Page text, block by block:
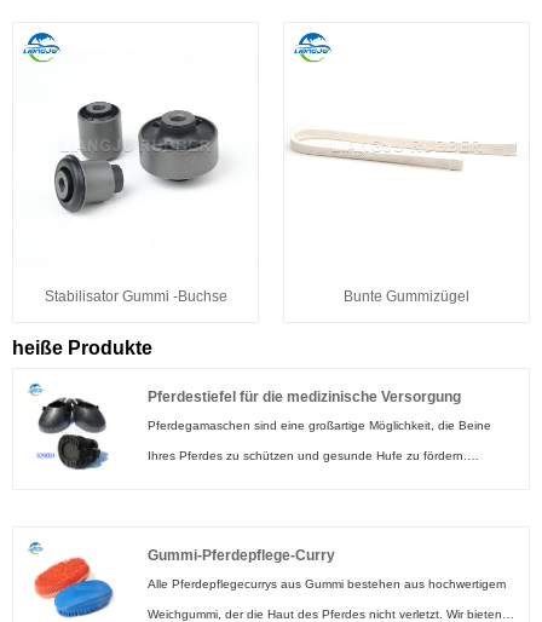
Stabilisator Gummi -Buchse Bunte Gummizügel
heiße Produkte
Pferdestiefel für die medizinische Versorgung
Pferdegamaschen sind eine großartige Möglichkeit, die Beine
Ihres Pferdes zu schützen und gesunde Hufe zu fördern.
Gummi-Pferdepflege-Curry
Alle Pferdepflegecurrys aus Gummi bestehen aus hochwertigem
Weichgummi, der die Haut des Pferdes nicht verletzt. Wir bieten